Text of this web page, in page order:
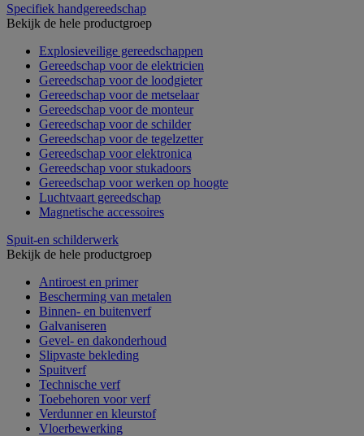
Specifiek handgereedschap
Bekijk de hele productgroep
Explosieveilige gereedschappen
Gereedschap voor de elektricien
Gereedschap voor de loodgieter
Gereedschap voor de metselaar
Gereedschap voor de monteur
Gereedschap voor de schilder
Gereedschap voor de tegelzetter
Gereedschap voor elektronica
Gereedschap voor stukadoors
Gereedschap voor werken op hoogte
Luchtvaart gereedschap
Magnetische accessoires
Spuit-en schilderwerk
Bekijk de hele productgroep
Antiroest en primer
Bescherming van metalen
Binnen- en buitenverf
Galvaniseren
Gevel- en dakonderhoud
Slipvaste bekleding
Spuitverf
Technische verf
Toebehoren voor verf
Verdunner en kleurstof
Vloerbewerking